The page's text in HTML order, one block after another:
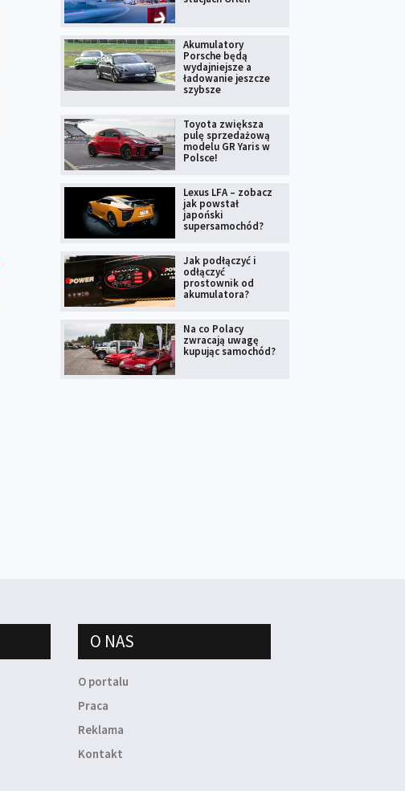
Akumulatory
Porsche będą
wydajniejsze a
ładowanie jeszcze
szybsze
Toyota zwiększa
pulę sprzedażową
modelu GR Yaris w
Polsce!
Lexus LFA – zobacz
jak powstał
japoński
supersamochód?
Jak podłączyć i
odłączyć
prostownik od
akumulatora?
Na co Polacy
zwracają uwagę
kupując samochód?
O NAS
O portalu
Praca
Reklama
Kontakt